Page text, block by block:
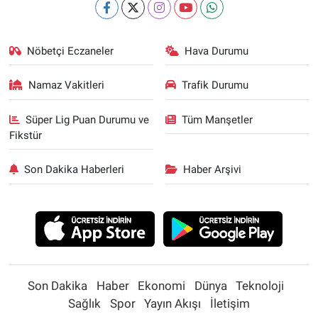
Nöbetçi Eczaneler Hava Durumu
Namaz Vakitleri Trafik Durumu
Süper Lig Puan Durumu ve
Fikstür
Tüm Manşetler
Son Dakika Haberleri Haber Arşivi
Son Dakika Haber Ekonomi Dünya
Teknoloji
Sağlık
Spor Yayın Akışı İletişim